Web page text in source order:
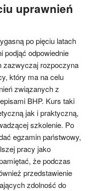
uprawnień
po pięciu latach
podjąć odpowiednie
zazwyczaj rozpoczyna
który ma na celu
związanych z
BHP. Kurs taki
jak i praktyczną,
szkolenie. Po
egzamin państwowy,
pracy jako
że podczas
przedstawienie
zdolność do